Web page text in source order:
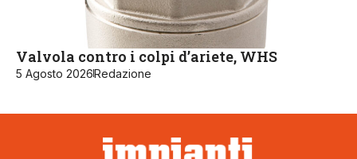
Valvola contro i colpi d’ariete, WHS
5 Agosto 2026Redazione